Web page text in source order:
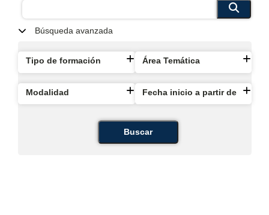
Búsqueda avanzada
Tipo de formación Área Temática
Modalidad Fecha inicio a partir de
Buscar